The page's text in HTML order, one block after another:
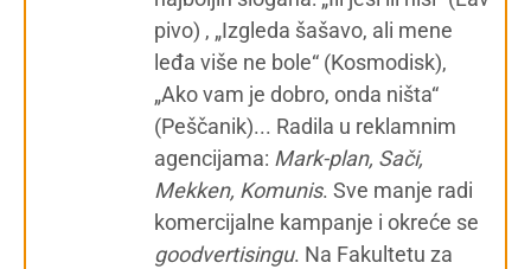
pivo) , „Izgleda šašavo, ali mene
leđa više ne bole“ (Kosmodisk),
„Ako vam je dobro, onda ništa“
(Peščanik)... Radila u reklamnim
agencijama: Mark-plan, Sači,
Mekken, Komunis. Sve manje radi
komercijalne kampanje i okreće se
goodvertisingu. Na Fakultetu za